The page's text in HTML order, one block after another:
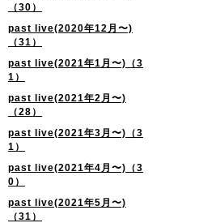
（30）
past live(2020年12月〜)
（31）
past live(2021年1月〜)（3
1）
past live(2021年2月〜)
（28）
past live(2021年3月〜)（3
1）
past live(2021年4月〜)（3
0）
past live(2021年5月〜)
（31）